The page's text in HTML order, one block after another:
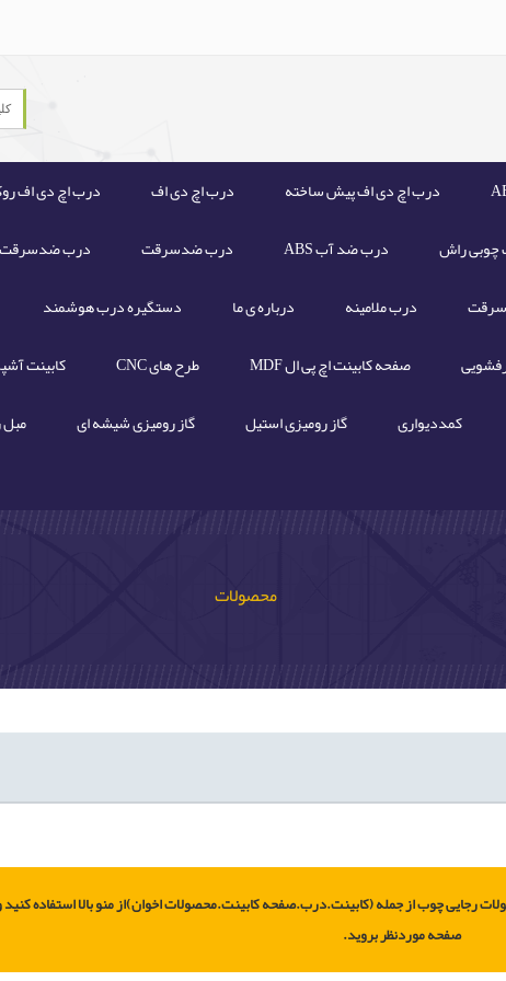
درب اچ دی اف پیش ساخته درب اچ دی اف
درب اچ دی اف
راش درب ضد آب ABS درب ضدسرقت
درب ضدسرقت
درب ملامینه درباره ی ما
دستگیره درب هوشمند
صفحه کابینت اچ پی ال MDF طرح های CNC
کابینت
کمددیواری گاز رومیزی استیل گاز رومیزی شیشه ای
محصولات
رجایی چوب از جمله (کابینت.درب.صفحه کابینت.محصولات اخوان)از منو بالا استفاده کنید
صفحه موردنظر بروید.